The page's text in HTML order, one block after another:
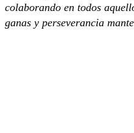
colaborando en todos
ganas y perseverancia